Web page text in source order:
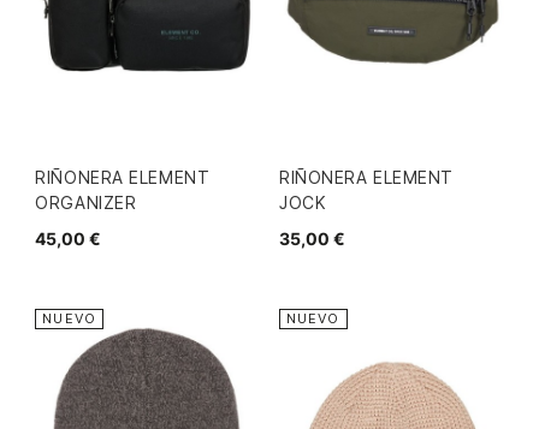
RIÑONERA ELEMENT
ORGANIZER
45,00 €
RIÑONERA ELEMENT
JOCK
35,00 €
NUEVO NUEVO